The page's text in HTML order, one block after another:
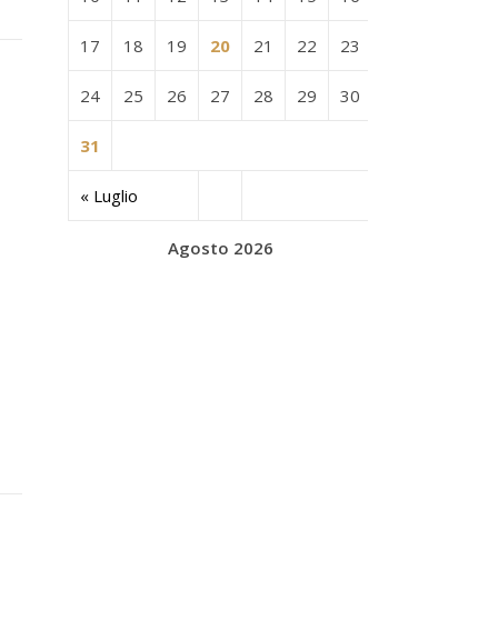
Agosto 2026
« Luglio
17 18 19 20 21 22 23
24 25 26 27 28 29 30
31